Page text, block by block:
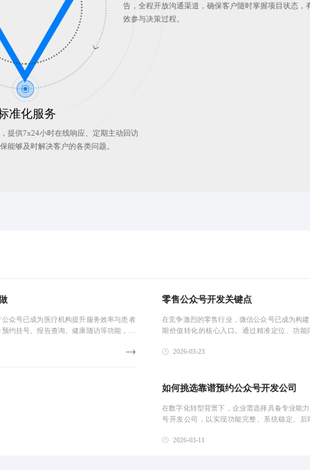
告，全程开放沟通渠道，确保客户随时掌握项目状态，
效参与决策过程。
准化服务
提供7x24小时在线响应、定期主动回访
能够及时解决客户的各类问题。
众号已成为医疗机构提升服务效率与患者
约挂号、报告查询、健康随访等功能，实
零售公众号开发关键点
在竞争激烈的零售行业，微信公众号已成为构
期价值转化的核心入口。通过精准定位、功能
态。模块化开发模
2026-03-23
如何挑选靠谱预约公众号开发公司
在数字化转型背景下，企业需选择具备专业能
号开发公司，以实现功能完整、系统稳定、后
制化解决方
2026-03-11